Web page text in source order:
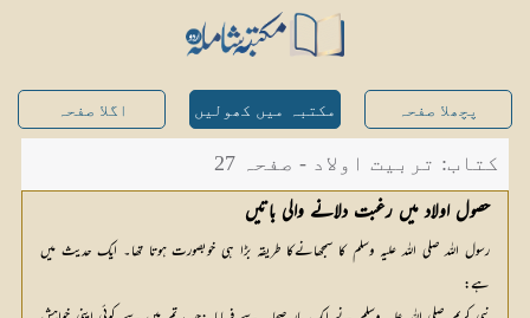
پچھلا صفحہ مکتبہ میں کھولیں اگلا صفحہ
کتاب: تربیت اولاد - صفحہ 27
حصول اولاد میں رغبت دلانے والی باتیں
رسول اللہ صلی اللہ علیہ وسلم کا سمجھانےکا طریقہ بڑا ہی خوبصورت ہوتا تھا۔ ایک حدیث میں
ہے: